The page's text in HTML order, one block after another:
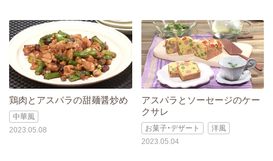
鶏肉とアスパラの甜麺醤炒め
中華風
2023.05.08
アスパラとソーセージのケー
クサレ
お菓子・デザート
洋風
2023.05.04